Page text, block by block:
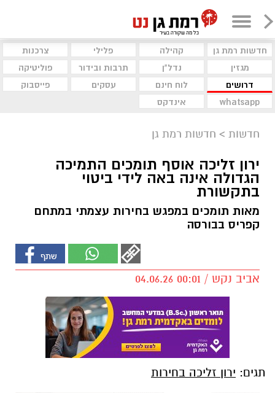
חדשות רמת גן קהילה פלילי
צרכנות
מגזין
נדל"ן תרבות ובידור
פוליטיקה
דרושים
לוח חינם עסקים
פייסבוק
whatsapp
אינדקס
חדשות > חדשות רמת גן
ירון זליכה אוסף תומכים התמיכה
הגדולה אינה באה לידי ביטוי
בתקשורת
מאות תומכים במפגש בחירות עצמתי במתחם
קפריס בבורסה
אביב נקש / 00:01 04.06.26
תגים: ירון זליכה בחירות